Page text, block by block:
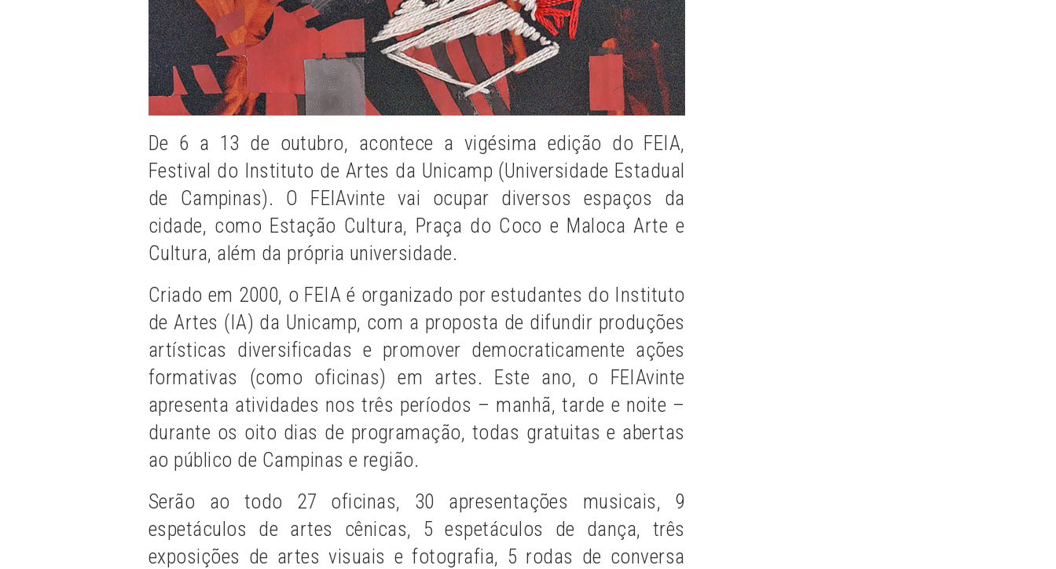
De 6 a 13 de outubro, acontece a vigésima edição do FEIA,
Festival do Instituto de Artes da Unicamp (Universidade Estadual
de Campinas). O FEIAvinte vai ocupar diversos espaços da
cidade, como Estação Cultura, Praça do Coco e Maloca Arte e
Cultura, além da própria universidade.
Criado em 2000, o FEIA é organizado por estudantes do Instituto
de Artes (IA) da Unicamp, com a proposta de difundir produções
artísticas diversificadas e promover democraticamente ações
formativas (como oficinas) em artes. Este ano, o FEIAvinte
apresenta atividades nos três períodos – manhã, tarde e noite –
durante os oito dias de programação, todas gratuitas e abertas
ao público de Campinas e região.
Serão ao todo 27 oficinas, 30 apresentações musicais, 9
espetáculos de artes cênicas, 5 espetáculos de dança, três
exposições de artes visuais e fotografia, 5 rodas de conversa